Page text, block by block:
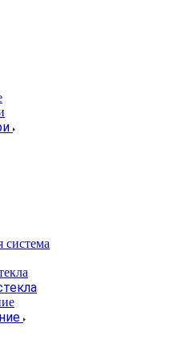
система